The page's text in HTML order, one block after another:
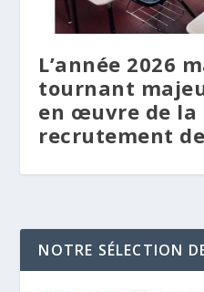
L’année 2026
tournant
en œuvre de la
recrutement
NOTRE SÉLECTION